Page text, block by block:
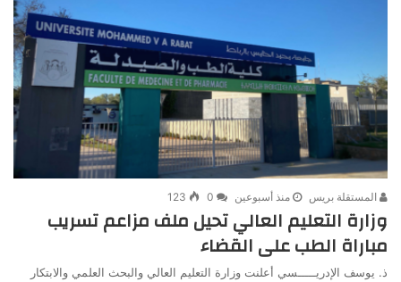
المستقلة بريس منذ أسبوعين 0
123
وزارة التعليم العالي تحيل ملف مزاعم تسريب
مباراة الطب على القضاء
ذ. يوسف الإدريـــــسي أعلنت وزارة التعليم العالي والبحث العلمي والابتكار